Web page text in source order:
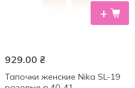
+
929.00 ₴
Тапочки женские Nika SL-19